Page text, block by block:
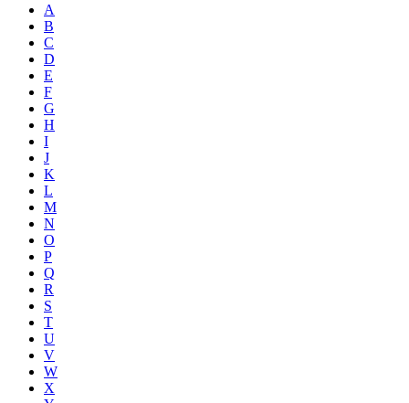
A
B
C
D
E
F
G
H
I
J
K
L
M
N
O
P
Q
R
S
T
U
V
W
X